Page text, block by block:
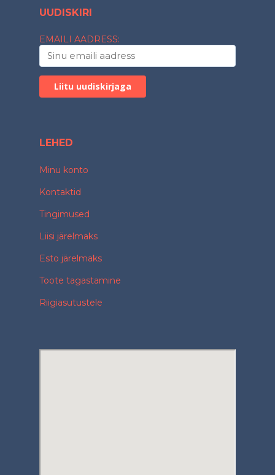
UUDISKIRI
EMAILI AADRESS:
LEHED
Minu konto
Kontaktid
Tingimused
Liisi järelmaks
Esto järelmaks
Toote tagastamine
Riigiasutustele